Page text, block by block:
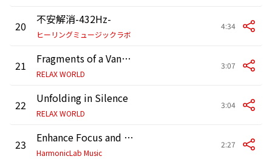
20 不安解消-432Hz-
ヒーリングミュージックラボ
4:34
21 Fragments of a Vanishing Light
RELAX WORLD
3:07
22 Unfolding in Silence
RELAX WORLD
3:04
23 Enhance Focus and Concentration with 432Hz Binaural Beats
HarmonicLab Music
2:27